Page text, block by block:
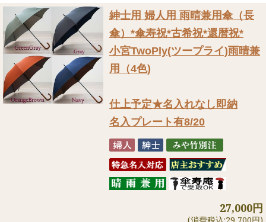
紳士用 婦人用 雨晴兼用傘（長
傘） *傘寿祝*古希祝*還暦祝*
小宮TwoPly(ツープライ)雨晴兼
用（4色)
仕上予定★名入れなし即納
名入プレート有8/20
27,000円